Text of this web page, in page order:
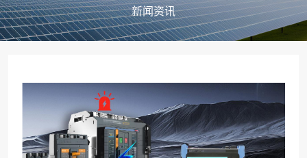
新闻资讯